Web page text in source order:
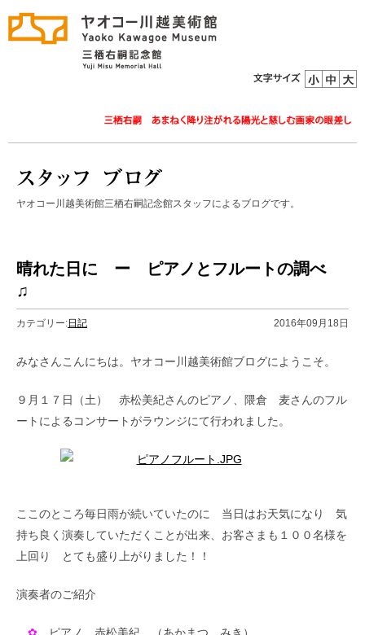
ヤオコー川越美術館三栖右嗣記念館スタッフによるブログです。
晴れた日に ー ピアノとフルートの調べ
♫
カテゴリー:日記 2016年09月18日
みなさんこんにちは。ヤオコー川越美術館ブログにようこそ。
９月１７日（土） 赤松美紀さんのピアノ、隈倉 麦さんのフル
ートによるコンサートがラウンジにて行われました。
ここのところ毎日雨が続いていたのに 当日はお天気になり 気
持ち良く演奏していただくことが出来、お客さまも１００名様を
上回り とても盛り上がりました！！
演奏者のご紹介